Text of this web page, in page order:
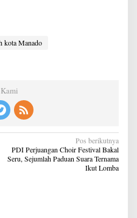
kota Manado
Pos berikutnya
PDI Perjuangan Choir Festival Bakal
Seru, Sejumlah Paduan Suara Ternama
Ikut Lomba